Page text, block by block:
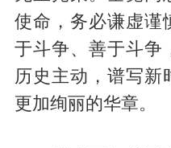
使命，务必谦虚谨
于斗争、善于斗争
历史主动，谱写新
更加绚丽的华章。